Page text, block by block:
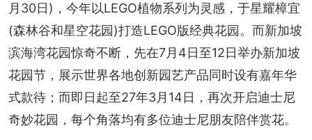
月30日)，今年以LEGO植物系列为灵感，于星耀樟宜
(森林谷和星空花园)打造LEGO版经典花园。而新加坡
滨海湾花园惊奇不断，先在7月4日至12日举办新加坡
花园节，展示世界各地创新园艺产品同时设有嘉年华
式款待；而即日起至27年3月14日，再次开启迪士尼
奇妙花园，每个角落均有多位迪士尼朋友陪伴赏花。